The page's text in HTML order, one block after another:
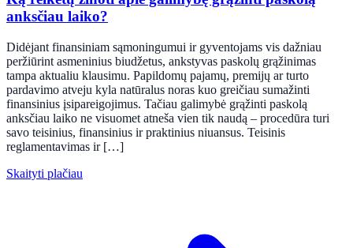
anksčiau laiko?
Didėjant finansiniam sąmoningumui ir gyventojams vis dažniau
peržiūrint asmeninius biudžetus, ankstyvas paskolų grąžinimas
tampa aktualiu klausimu. Papildomų pajamų, premijų ar turto
pardavimo atveju kyla natūralus noras kuo greičiau sumažinti
finansinius įsipareigojimus. Tačiau galimybė grąžinti paskolą
anksčiau laiko ne visuomet atneša vien tik naudą – procedūra turi
savo teisinius, finansinius ir praktinius niuansus. Teisinis
reglamentavimas ir […]
Skaityti plačiau